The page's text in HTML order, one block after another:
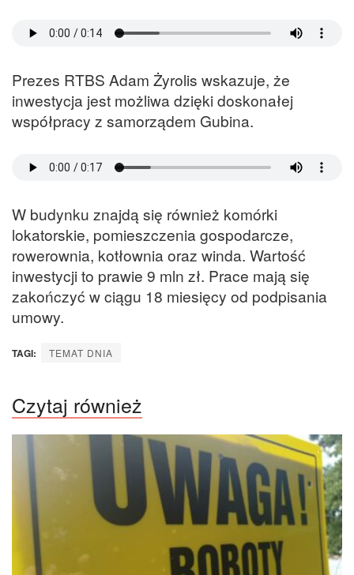
Prezes RTBS Adam Żyrolis wskazuje, że
inwestycja jest możliwa dzięki doskonałej
współpracy z samorządem Gubina.
W budynku znajdą się również komórki
lokatorskie, pomieszczenia gospodarcze,
rowerownia, kotłownia oraz winda. Wartość
inwestycji to prawie 9 mln zł. Prace mają się
zakończyć w ciągu 18 miesięcy od podpisania
umowy.
TAGI: TEMAT DNIA
Czytaj również